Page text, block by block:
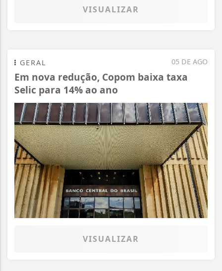
VISUALIZAR
05 DE AGO
GERAL
Em nova redução, Copom baixa taxa
Selic para 14% ao ano
VISUALIZAR